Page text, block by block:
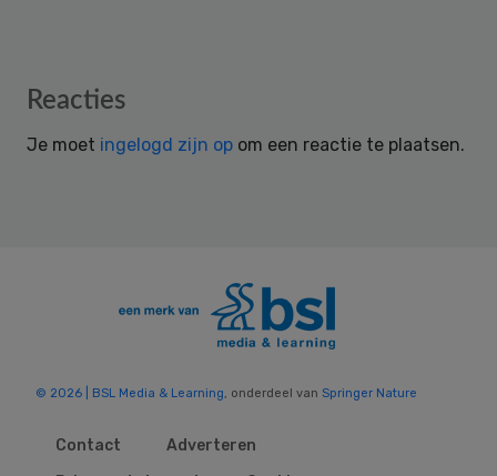
Reader
Reacties
Je moet ingelogd zijn op om een reactie te plaatsen.
© 2026 | BSL Media & Learning, onderdeel van Springer Nature
Contact
Adverteren